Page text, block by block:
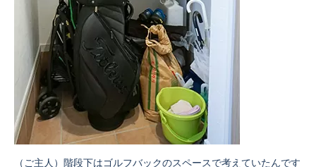
（ご主人）階段下はゴルフバックのスペースで考えていたんです